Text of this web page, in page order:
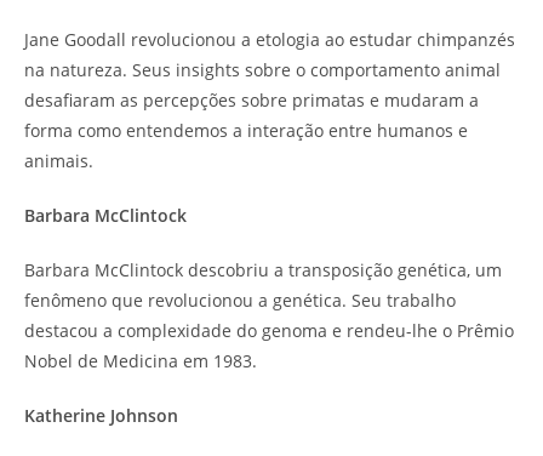
Jane Goodall revolucionou a etologia ao estudar chimpanzés
na natureza. Seus insights sobre o comportamento animal
desafiaram as percepções sobre primatas e mudaram a
forma como entendemos a interação entre humanos e
animais.
Barbara McClintock
Barbara McClintock descobriu a transposição genética, um
fenômeno que revolucionou a genética. Seu trabalho
destacou a complexidade do genoma e rendeu-lhe o Prêmio
Nobel de Medicina em 1983.
Katherine Johnson